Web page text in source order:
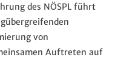
des NÖSPL führt
von
Auftreten auf